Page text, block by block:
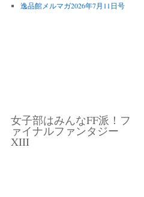
逸品館メルマガ2026年7月11日号
女子部はみんなFF派！フ
ァイナルファンタジー
XIII